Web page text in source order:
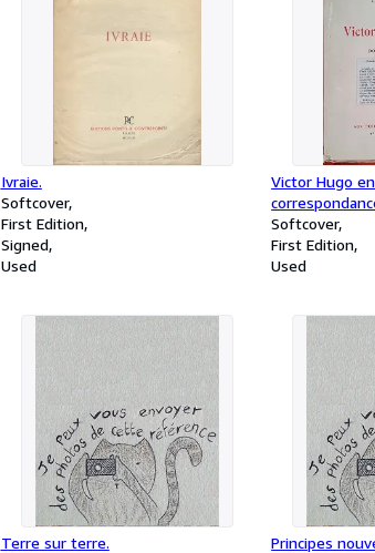
Ivraie.
Softcover
First Edition
Signed
Used
Victor Hugo
d'autres
Softcover
First Edition
Used
Terre sur terre.
Principes